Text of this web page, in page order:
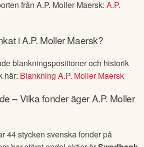
frånA.P. Moller Maersk:A.P.
iA.P. Moller Maersk?
blankningspositioner och historik
här: BlankningA.P. Moller Maersk
– Vilka fonder ägerA.P. Moller
44stycken svenska fonder på